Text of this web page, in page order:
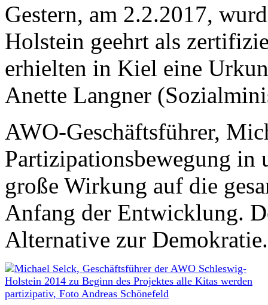
Gestern, am 2.2.2017,
Holstein geehrt als
erhielten in Kiel eine
Anette Langner
AWO-Geschäftsführer,
Partizipationsbewegung in
große Wirkung auf die
Anfang der Entwicklung.
Alternative zur Demokratie.